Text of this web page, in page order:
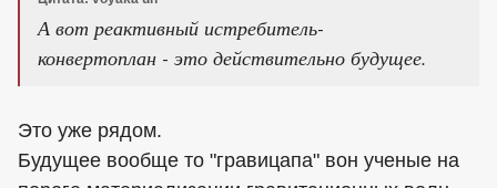
А вот реактивный истребитель-
конвертоплан - это действительно будущее.
Это уже рядом.
Будущее вообще то "гравицапа" вон ученые на